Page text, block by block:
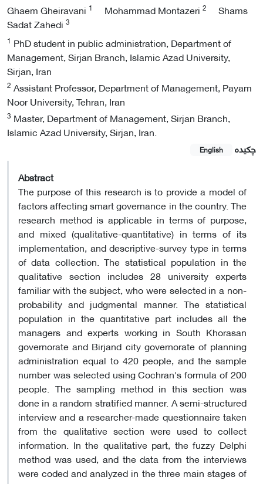
Ghaem Gheiravani 1 Mohammad Montazeri 2
Shams
Sadat Zahedi 3
1 PhD student in public administration, Department of
Management, Sirjan Branch, Islamic Azad University,
Sirjan, Iran
2 Assistant Professor, Department of Management, Payam
Noor University, Tehran, Iran
3 Master, Department of Management, Sirjan Branch,
Islamic Azad University, Sirjan, Iran.
چکیده
English
Abstract
The purpose of this research is to provide a model of
factors affecting smart governance in the country. The
research method is applicable in terms of purpose,
and mixed (qualitative-quantitative) in terms of its
implementation, and descriptive-survey type in terms
of data collection. The statistical population in the
qualitative section includes 28 university experts
familiar with the subject, who were selected in a non-
probability and judgmental manner. The statistical
population in the quantitative part includes all the
managers and experts working in South Khorasan
governorate and Birjand city governorate of planning
administration equal to 420 people, and the sample
number was selected using Cochran's formula of 200
people. The sampling method in this section was
done in a random stratified manner. A semi-structured
interview and a researcher-made questionnaire taken
from the qualitative section were used to collect
information. In the qualitative part, the fuzzy Delphi
method was used, and the data from the interviews
were coded and analyzed in the three main stages of